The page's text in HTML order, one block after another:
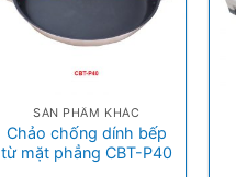
SẢN PHẨM KHÁC
Chảo chống dính bếp
từ mặt phẳng CBT-P40